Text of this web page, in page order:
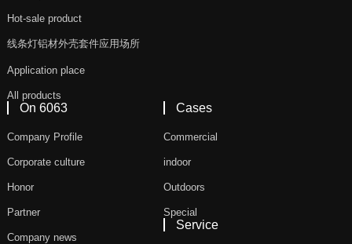
Hot-sale product
线条灯铝材外壳套件应用场所
Application place
All products
On 6063
Company Profile
Corporate culture
Honor
Partner
Company news
Cases
Commercial
indoor
Outdoors
Special
Service